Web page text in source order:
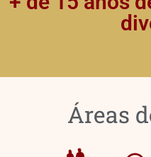
Áreas